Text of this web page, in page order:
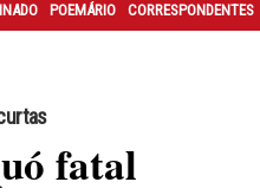
POEMÁRIO CORRESPONDENTES
fatal